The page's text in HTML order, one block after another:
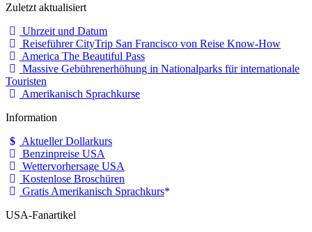
Zuletzt aktualisiert
Uhrzeit und Datum
Reiseführer CityTrip San Francisco von Reise Know-How
America The Beautiful Pass
Massive Gebührenerhöhung in Nationalparks für internationale
Touristen
Amerikanisch Sprachkurse
Information
Aktueller Dollarkurs
Benzinpreise USA
Wettervorhersage USA
Kostenlose Broschüren
Gratis Amerikanisch Sprachkurs
USA-Fanartikel